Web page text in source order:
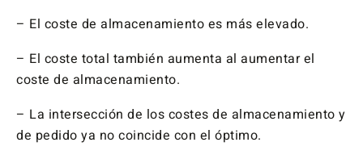
– El coste de almacenamiento es más elevado.
– El coste total también aumenta al aumentar el
coste de almacenamiento.
– La intersección de los costes de almacenamiento y
de pedido ya no coincide con el óptimo.